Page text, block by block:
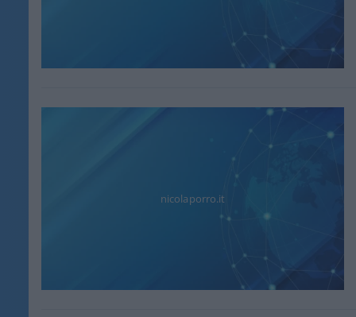
nicolaporro.it